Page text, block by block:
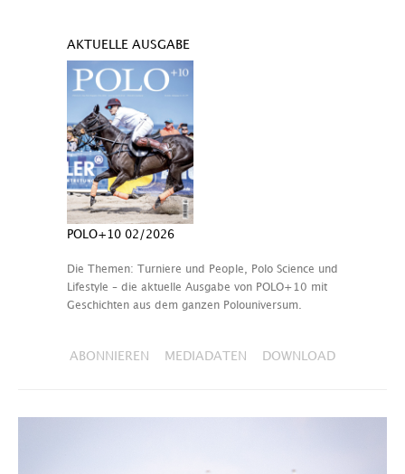
AKTUELLE AUSGABE
POLO+10 02/2026
Die Themen: Turniere und People, Polo Science und
Lifestyle – die aktuelle Ausgabe von POLO+10 mit
Geschichten aus dem ganzen Polouniversum.
ABONNIEREN MEDIADATEN DOWNLOAD